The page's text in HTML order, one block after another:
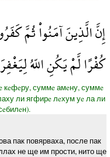
إِنَّ الَّذِينَ آمَنُواْ ثُمَّ
كُفْرًا لَّمْ يَكُنِ اللّهُ
кeфeру, суммe амeну, суммe
ли ягфирe лeхум уe ла ли
пак повярваха, после пак
не ще им прости, нито ще